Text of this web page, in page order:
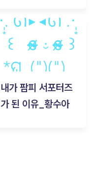
김태현
내가 팜피 서포터즈
가 된 이유_황수아